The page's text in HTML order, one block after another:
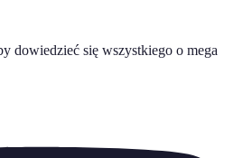
dowiedzieć się wszystkiego o mega